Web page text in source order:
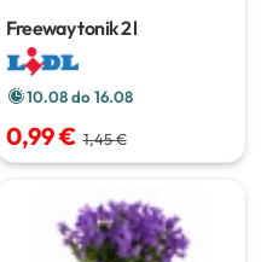
Freeway tonik2 l
10.08 do 16.08
0,99 € 1,45 €